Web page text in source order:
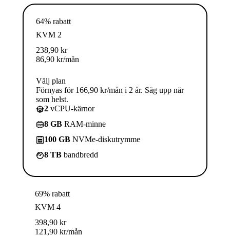
64% rabatt
KVM 2
238,90 kr
86,90 kr/mån
Välj plan
Förnyas för 166,90 kr/mån i 2 år. Säg upp när
som helst.
2 vCPU-kärnor
8 GB RAM-minne
100 GB NVMe-diskutrymme
8 TB bandbredd
69% rabatt
KVM 4
398,90 kr
121,90 kr/mån